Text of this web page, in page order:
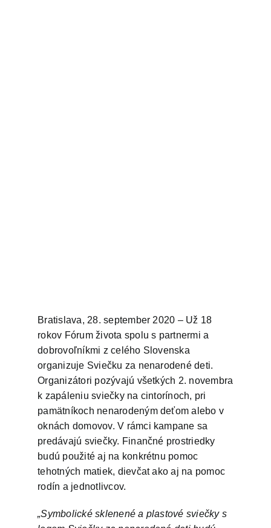
Bratislava, 28. september 2020 – Už 18
rokov Fórum života spolu s partnermi a
dobrovoľníkmi z celého Slovenska
organizuje Sviečku za nenarodené deti.
Organizátori pozývajú všetkých 2. novembra
k zapáleniu sviečky na cintorínoch, pri
pamätníkoch nenarodeným deťom alebo v
oknách domovov. V rámci kampane sa
predávajú sviečky. Finančné prostriedky
budú použité aj na konkrétnu pomoc
tehotných matiek, dievčat ako aj na pomoc
rodín a jednotlivcov.
„Symbolické sklenené a plastové sviečky s